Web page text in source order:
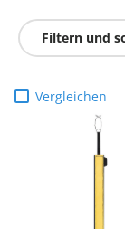
Filtern und
Vergleichen